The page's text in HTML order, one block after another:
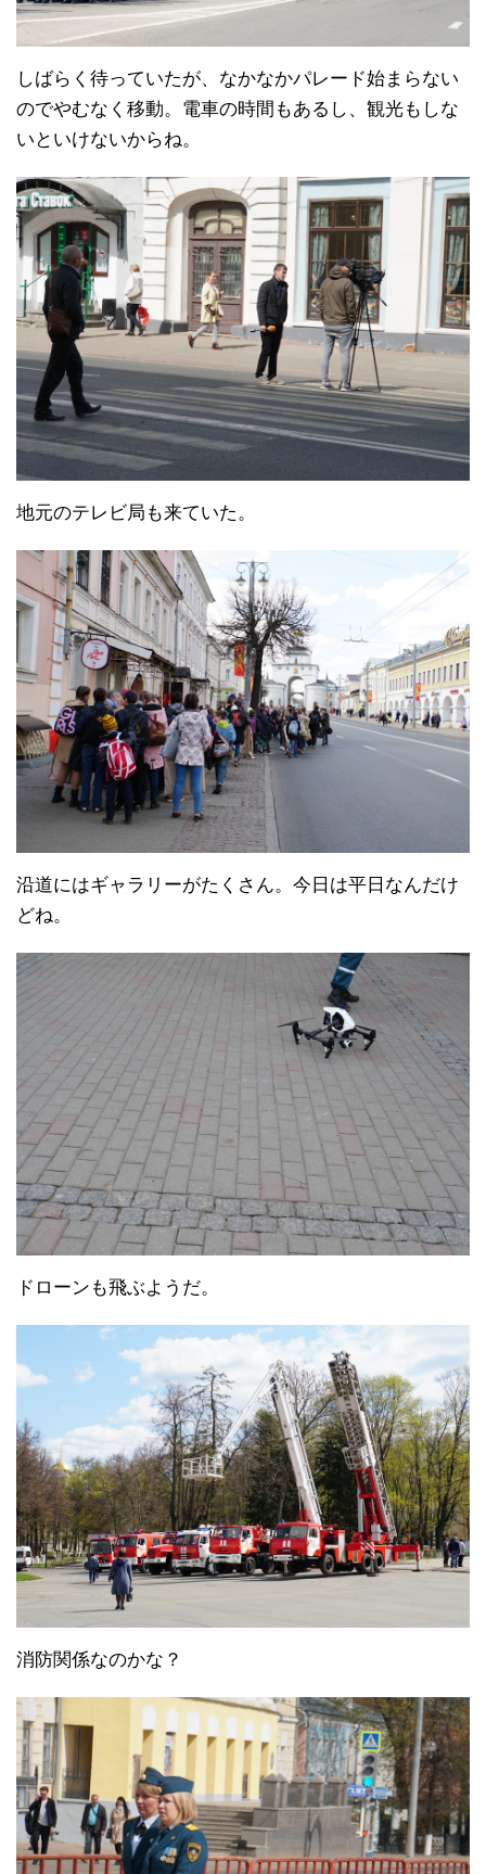
しばらく待っていたが、なかなかパレード始まらない
のでやむなく移動。電車の時間もあるし、観光もしな
いといけないからね。
地元のテレビ局も来ていた。
沿道にはギャラリーがたくさん。今日は平日なんだけ
どね。
ドローンも飛ぶようだ。
消防関係なのかな？